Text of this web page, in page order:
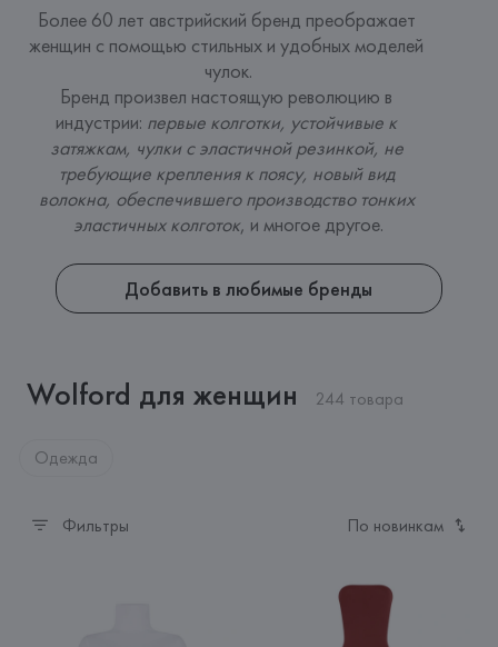
Более 60 лет австрийский бренд преображает
женщин с помощью стильных и удобных моделей
чулок.
Бренд произвел настоящую революцию в
индустрии: первые колготки, устойчивые к
затяжкам, чулки с эластичной резинкой, не
требующие крепления к поясу, новый вид
волокна, обеспечившего производство тонких
эластичных колготок, и многое другое.
Добавить в любимые бренды
Wolford для женщин 244 товара
Одежда
Фильтры По новинкам